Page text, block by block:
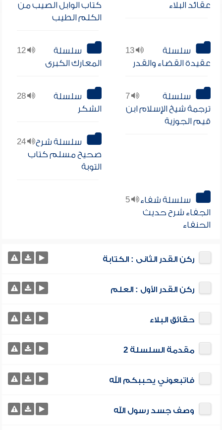
عقائد البلاء
كتاب الوابل الصيب من
الكلم الطيب
13
سلسلة
عقيدة القضاء والقدر
12
سلسلة
المعارك الكبرى
7
سلسلة
ترجمة شيخ الإسلام ابن
قيم الجوزية
28
سلسلة
الشكر
24
سلسلة شرح
صحيح مسلم كتاب
التوبة
5
سلسلة شفاء
الجفاء شرح حديث
الحنفاء
ركن القدر الثانى : الكتابة
ركن القدر الأول : العلم
حقائق البلاء
مقدمة السلسلة 2
فاتبعوني يحببكم الله
وصف جسد رسول الله